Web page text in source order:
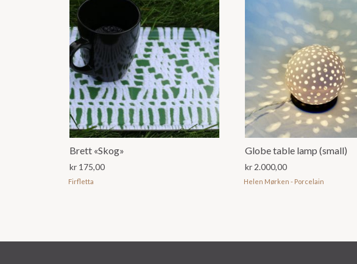
Brett «Skog»
kr 175,00
Firfletta
Globe table lamp (small)
kr 2.000,00
Helen Mørken - Porcelain